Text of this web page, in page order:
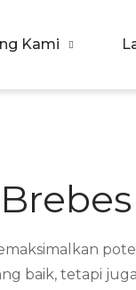
& Bisnis Anda
Kami
baik, tetapi